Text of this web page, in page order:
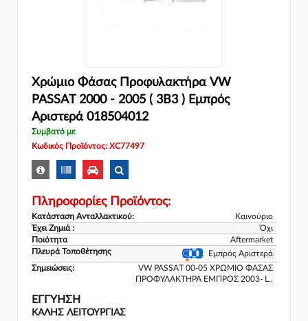
Χρώμιο Φάσας Προφυλακτήρα VW
PASSAT 2000 - 2005 ( 3B3 ) Εμπρός
Αριστερά 018504012
Συμβατό με
Κωδικός Προϊόντος: XC77497
Πληροφορίες Προϊόντος:
Κατάσταση Ανταλλακτικού:
Καινούριο
Έχει Ζημιά :
Όχι
Ποιότητα
Aftermarket
Πλευρά Τοποθέτησης
Εμπρός Αριστερά
Σημειώσεις:
VW PASSAT 00-05 ΧΡΩΜΙΟ ΦΑΣΑΣ
ΠΡΟΦΥΛΑΚΤΗΡΑ ΕΜΠΡΟΣ 2003- L..
ΕΓΓΎΗΣΗ
ΚΑΛΗΣ ΛΕΙΤΟΥΡΓΙΑΣ